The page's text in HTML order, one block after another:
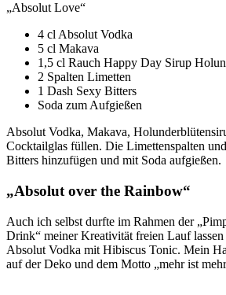
„Absolut Love“
4 cl Absolut Vodka
5 cl Makava
1,5 cl Rauch Happy Day Sirup
2 Spalten Limetten
1 Dash Sexy Bitters
Soda zum Aufgießen
Absolut Vodka, Makava,
Cocktailglas füllen. Die Limettenspalten
Bitters hinzufügen und mit Soda aufgießen.
„Absolut over the Rainbow“
Auch ich selbst durfte im Rahmen der
Drink“ meiner Kreativität freien Lauf
Absolut Vodka mit Hibiscus Tonic. Mein
auf der Deko und dem Motto „mehr ist